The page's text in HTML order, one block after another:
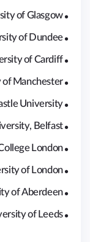
• University of Glasgow
• University of Dundee
• University of Cardiff
• University of Manchester
• Newcastle University
• Queen’s University, Belfast
• King’s College London
• Queen Mary University of London
• University of Aberdeen
• University of Leeds